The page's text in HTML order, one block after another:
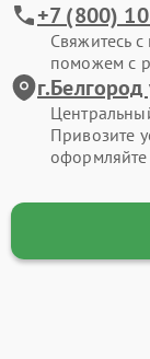
+7 (800)
Свяжитесь
поможем с
Привозите
оформляйте